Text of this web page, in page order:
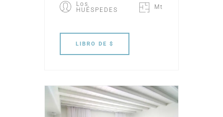
Los
HUÉSPEDES
Mt
LIBRO DE $